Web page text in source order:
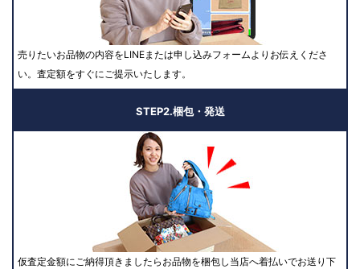
売りたいお品物の内容をLINEまたは申し込みフォームよりお伝えくださ
い。査定額をすぐにご提示いたします。
STEP2.梱包・発送
仮査定金額にご納得頂きましたらお品物を梱包し当店へ着払いでお送り下